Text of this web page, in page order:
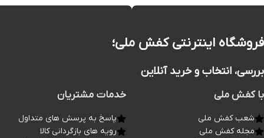
فروشگاه اینترنتی کفش ملی؛
بررسی، انتخاب و خرید آنلاین
با کفش ملی
شعب کفش ملی
مجله کفش ملی
خدمات مشتریان
پاسخ به پرسش های متداول
رویه های بازگردانی کالا